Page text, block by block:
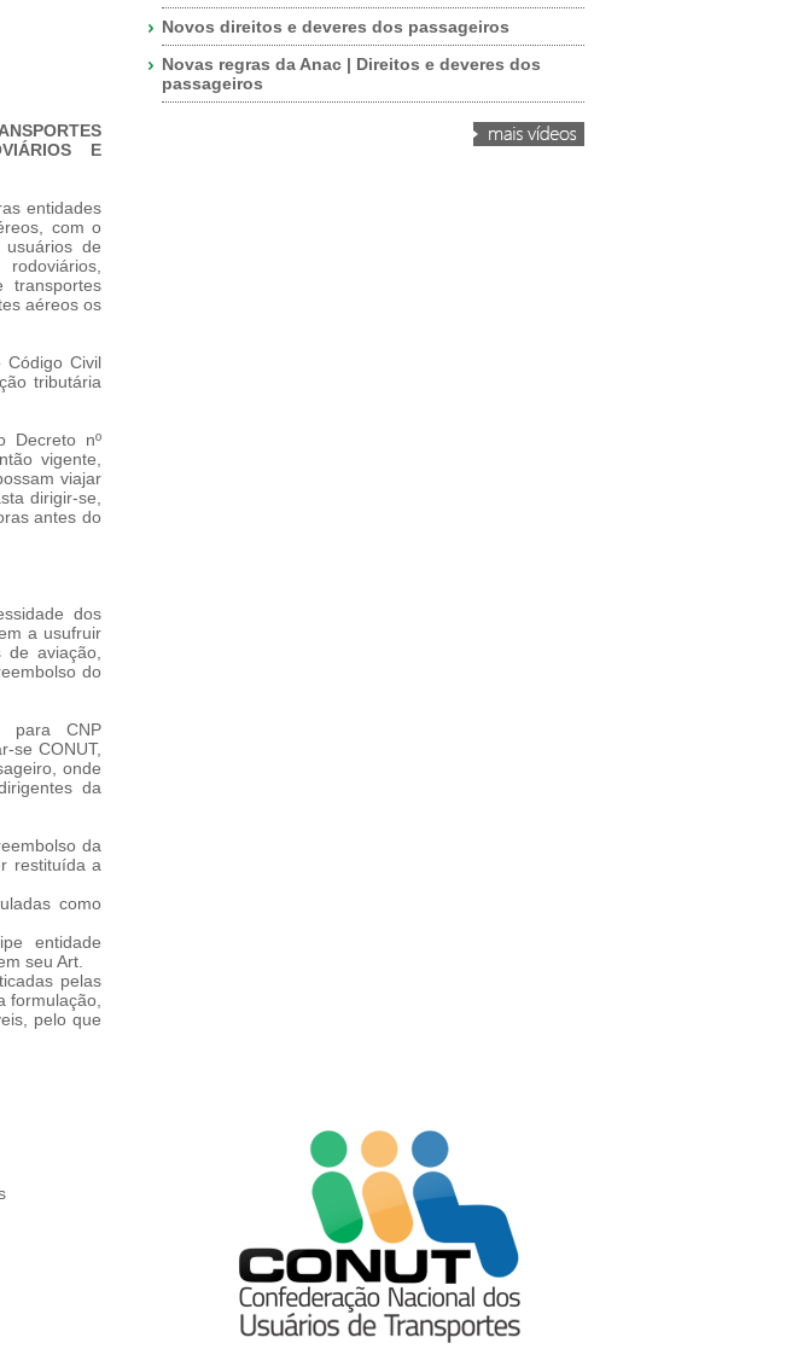
E
entidades
com o
de
transportes
aéreos os
Código Civil
tributária
Decreto nº
vigente,
viajar
dirigir-se,
antes do
dos
a usufruir
aviação,
do
para CNP
se CONUT,
onde
da
da
restituída a
como
entidade
seu Art.
pelas
formulação,
pelo que
Novos direitos e deveres dos passageiros
Novas regras da Anac | Direitos e deveres dos
passageiros